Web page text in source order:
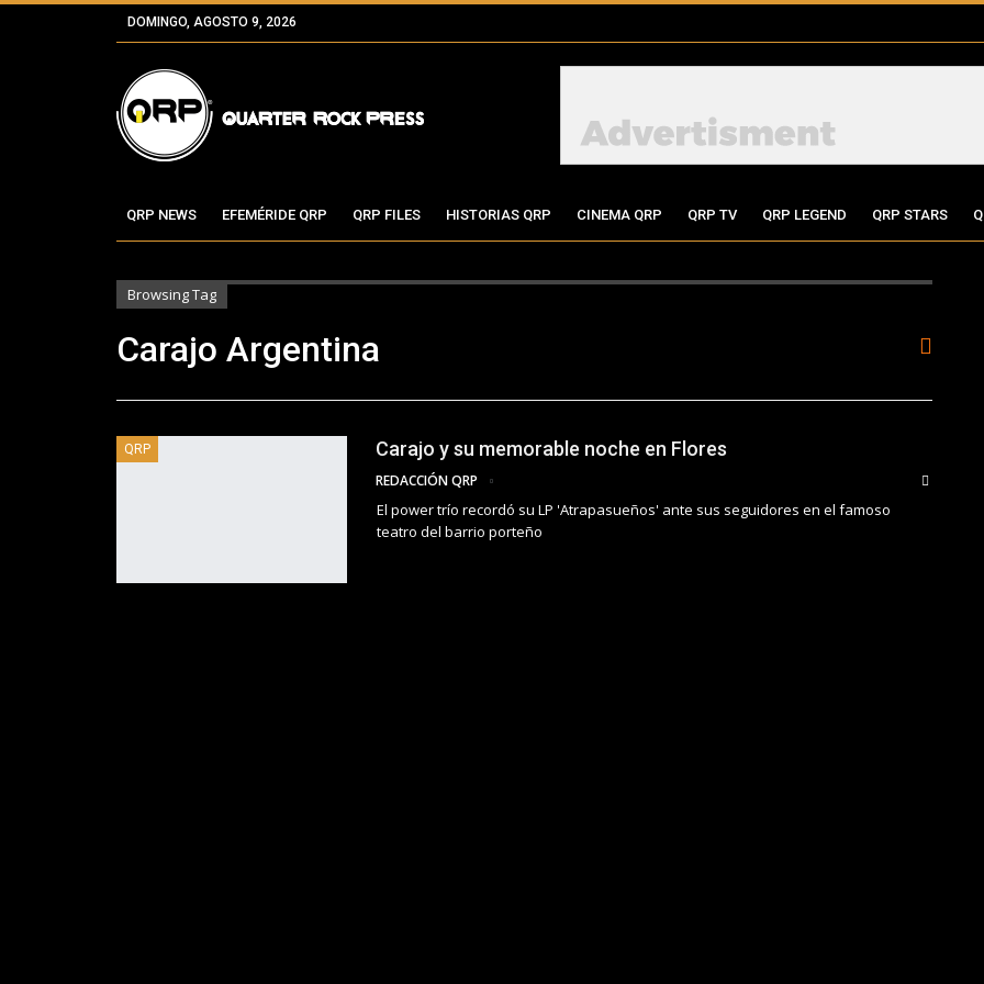
DOMINGO, AGOSTO 9, 2026
QRP NEWS EFEMÉRIDE QRP QRP FILES HISTORIAS QRP CINEMA QRP QRP TV QRP LEGEND QRP STARS
Browsing Tag
Carajo Argentina
QRP Carajo y su memorable noche en Flores
REDACCIÓN QRP
El power trío recordó su LP 'Atrapasueños' ante sus seguidores en el famoso
teatro del barrio porteño